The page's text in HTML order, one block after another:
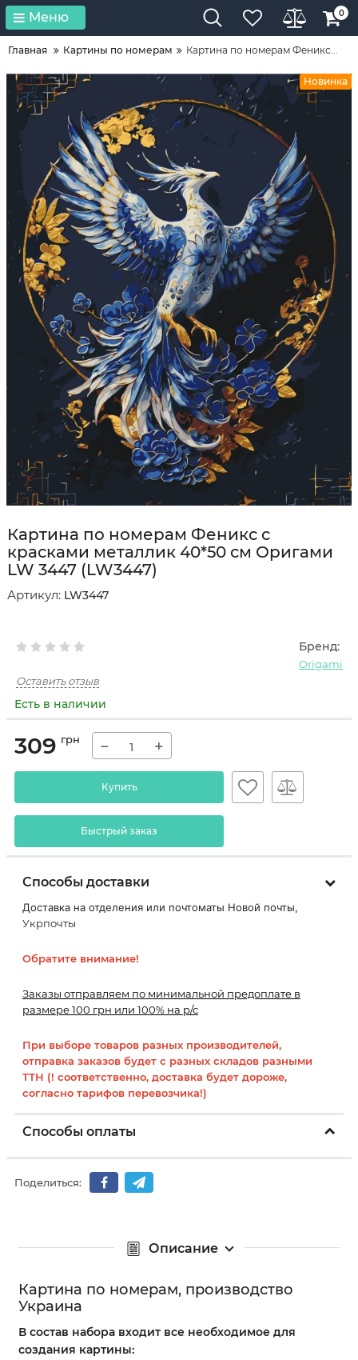
Меню 0
Главная Картины по номерам Картина по номерам Феникс...
Новинка
Картина по номерам Феникс с
красками металлик 40*50 см Оригами
LW 3447 (LW3447)
Артикул: LW3447
Бренд:
Origami
Оставить отзыв
Есть в наличии
309 грн − +
Купить
Быстрый заказ
Способы доставки
Доставка на отделения или почтоматы Новой почты,
Укрпочты
Обратите внимание!
Заказы отправляем по минимальной предоплате в
размере 100 грн или 100% на р/с
При выборе товаров разных производителей,
отправка заказов будет с разных складов разными
ТТН (! соответственно, доставка будет дороже,
согласно тарифов перевозчика!)
Способы оплаты
Поделиться:
Описание
Картина по номерам, производство
Украина
В состав набора входит все необходимое для
создания картины: